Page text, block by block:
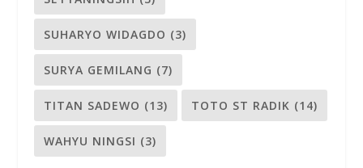
SUHARYO WIDAGDO (3)
SURYA GEMILANG (7)
TITAN SADEWO (13) TOTO ST RADIK (14)
WAHYU NINGSI (3)